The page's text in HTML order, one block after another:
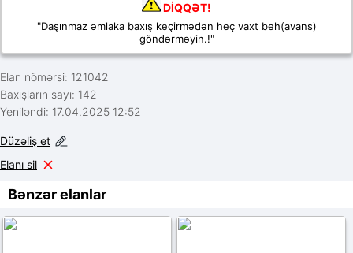
DİQQƏT!
"Daşınmaz əmlaka baxış keçirmədən heç vaxt beh(avans)
göndərməyin.!"
Elan nömərsi: 121042
Baxışların sayı: 142
Yeniləndi: 17.04.2025 12:52
Düzəliş et
Elanı sil
Bənzər elanlar